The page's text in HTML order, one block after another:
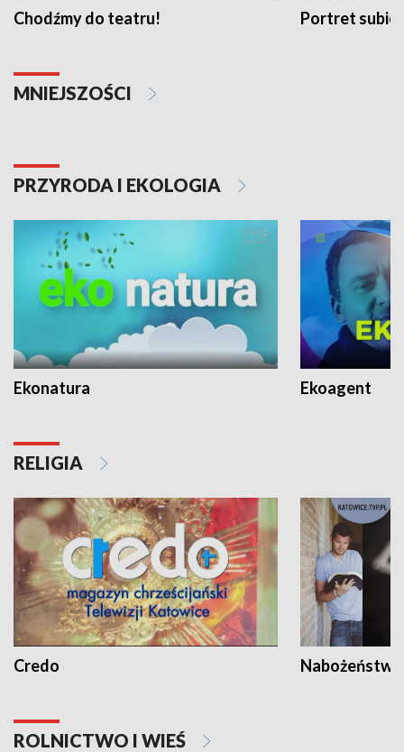
Chodźmy do teatru! Portret
MNIEJSZOŚCI
PRZYRODA I EKOLOGIA
Ekonatura Ekoagent
RELIGIA
Credo
ROLNICTWO I WIEŚ